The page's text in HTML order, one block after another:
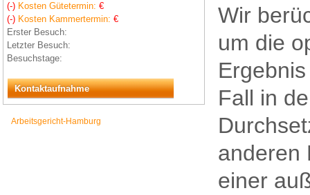
(-) Kosten Gütetermin: €
(-) Kosten Kammertermin: €
Erster Besuch:
Letzter Besuch:
Besuchstage:
Kontaktaufnahme
Arbeitsgericht-Hamburg
Wir
um die
Fall in
anderen
einer